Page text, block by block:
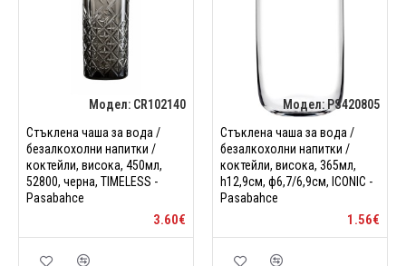
Модел: CR102140
Стъклена чаша за вода /
безалкохолни напитки /
коктейли, висока, 450мл,
52800, черна, TIMELESS -
Pasabahce
3.60€
Модел: PS420805
Стъклена чаша за вода /
безалкохолни напитки /
коктейли, висока, 365мл,
h12,9см, ф6,7/6,9см, ICONIC -
Pasabahce
1.56€